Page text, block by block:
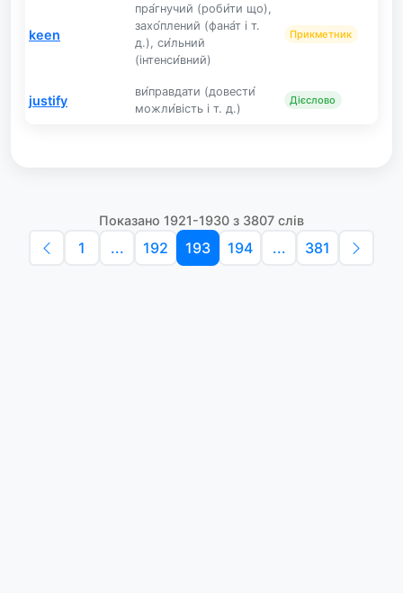
keen
пра́гнучий (роби́ти що),
захо́плений (фана́т і т.
д.), си́льний
(інтенси́вний)
Прикметник
justify
ви́правдати (довести́
можли́вість і т. д.)
Дієслово
Показано 1921-1930 з 3807 слів
1 ... 192 193 194 ... 381